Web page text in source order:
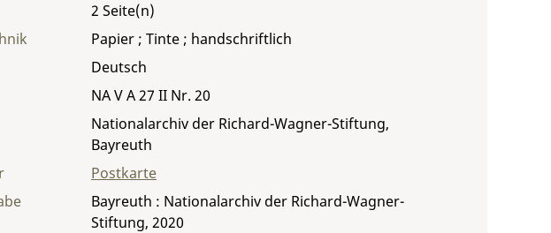
2
Papier ; Tinte ; handschriftlich
Deutsch
NA V A 27 II Nr. 20
Nationalarchiv der Richard-Wagner-Stiftung,
Bayreuth
Postkarte
Bayreuth : Nationalarchiv der Richard-Wagner-
Stiftung, 2020